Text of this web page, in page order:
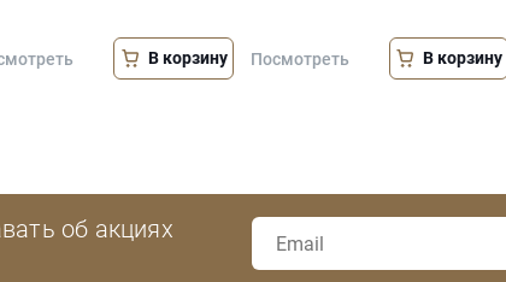
В корзину Посмотреть В корзину
об акциях